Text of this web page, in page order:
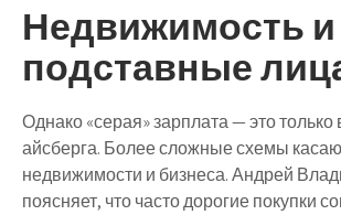
Недвижимость и
подставные
Однако «серая» зарплата — это
айсберга. Более сложные схемы
недвижимости и бизнеса. Андрей
поясняет, что часто дорогие покупки